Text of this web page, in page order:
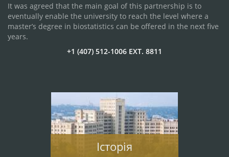
It was agreed that the main goal of this partnership is to
eventually enable the university to reach the level where a
master’s degree in biostatistics can be offered in the next five
years.
+1 (407) 512-1006 EXT. 8811
Історія